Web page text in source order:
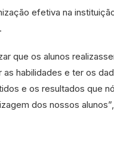
efetiva na
que os alunos
habilidades e ter os
e os resultados que
dos nossos